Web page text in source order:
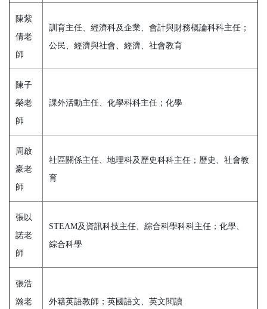
陳紫
倩老
師
訓育主任、經濟科及企業、會計與財務概論科科主任；
公民、經濟與社會、經濟、社會教育
陳子
榮老
師
課外活動主任、化學科科主任；化學
周啟
豪老
師
社區關係主任、地理科及歷史科科主任；歷史、社會教
育
張以
諾老
師
STEAM及資訊科技主任、綜合科學科科主任；化學、
綜合科學
張浩
瀚老
外籍英語教師；英國語文、英文閱讀